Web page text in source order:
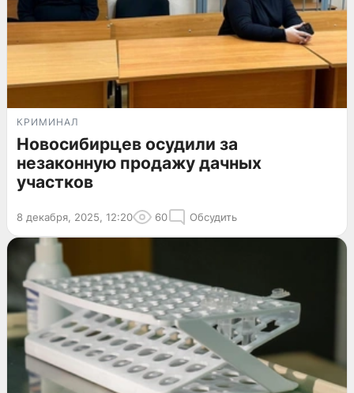
КРИМИНАЛ
Новосибирцев осудили за
незаконную продажу дачных
участков
8 декабря, 2025, 12:20 60 Обсудить